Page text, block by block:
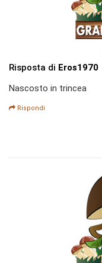
Risposta di Eros1970
Nascosto in trincea
Rispondi